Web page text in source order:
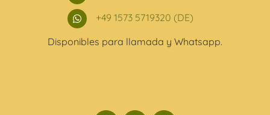

+49 1573 5719320 (DE)
Disponibles para llamada y Whatsapp.